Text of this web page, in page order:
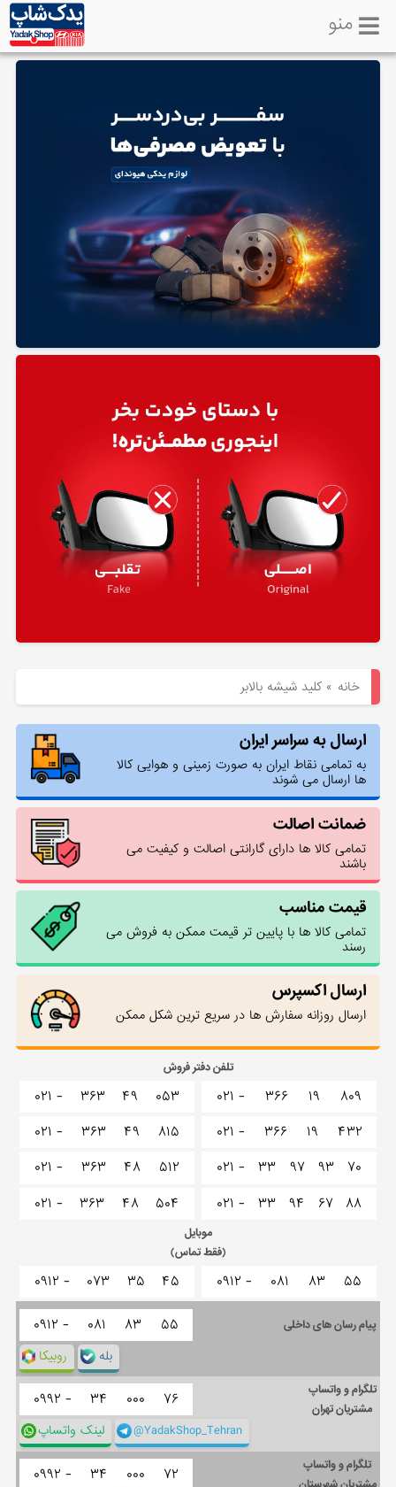
لوازم
منو
خانه »کلید شیشه بالابر
ارسال به سراسر ایران
به تمامی نقاط ایران به صورت زمینی و هوایی کالا
ها ارسال می شوند
ضمانت اصالت
تمامی کالا ها دارای گارانتی اصالت و کیفیت می
باشند
قیمت مناسب
تمامی کالا ها با پایین تر قیمت ممکن به فروش می
رسند
ارسال اکسپرس
ارسال روزانه سفارش ها در سریع ترین شکل ممکن
تلفن دفتر فروش
۰۲۱ - ۳۶۶ ۱۹
۸۰۹
۰۲۱ -
۳۶۶ ۱۹
۴۳۲
۰۲۱ -
۳۳ ۹۷ ۹۳
۷۰
۰۲۱ -
۳۳ ۹۴ ۶۷ ۸۸
۰۲۱ - ۳۶۳ ۴۹
۰۵۳
۰۲۱ -
۳۶۳ ۴۹
۸۱۵
۰۲۱ -
۳۶۳ ۴۸
۵۱۲
۰۲۱ -
۳۶۳ ۴۸ ۵۰۴
موبایل
(فقط تماس)
۰۹۱۲ - ۰۸۱ ۸۳ ۵۵ ۰۹۱۲ - ۰۷۳ ۳۵ ۴۵
پیام رسان های داخلی ۰۹۱۲ - ۰۸۱ ۸۳ ۵۵
روبیکا بله
تلگرام و واتساپ
مشتریان تهران
۰۹۹۲ - ۳۴ ۰۰۰ ۷۶
لینک واتساپ @YadakShop_Tehran
تلگرام و واتساپ
۰۹۹۲ - ۳۴ ۰۰۰ ۷۲